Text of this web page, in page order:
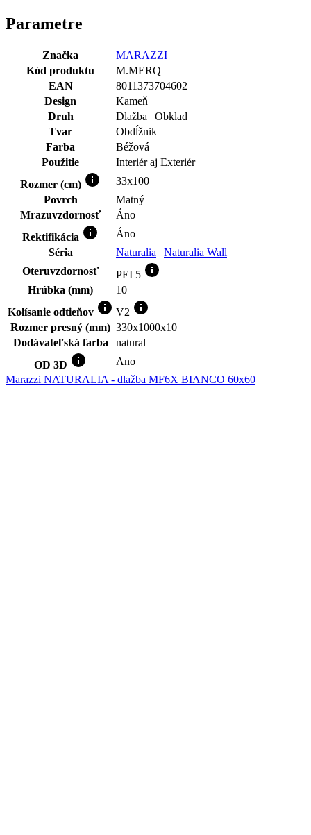
Značka
EAN
8011373704602
Design
Kameň
Druh
Dlažba | Obklad
Tvar
Obdĺžnik
Farba
Béžová
Použitie
Interiér aj Exteriér
Rozmer (cm)
33x100
Matný
Mrazuvzdornosť
Rektifikácia
Áno
Naturalia
Oteruvzdornosť
PEI 5
Hrúbka (mm)
Kolísanie odtieňov
V2
Rozmer presný (mm)
330x1000x10
Dodávateľská farba
natural
OD 3D
Ano
Marazzi NATURALIA - dlažba MF6X BIANCO 60x60